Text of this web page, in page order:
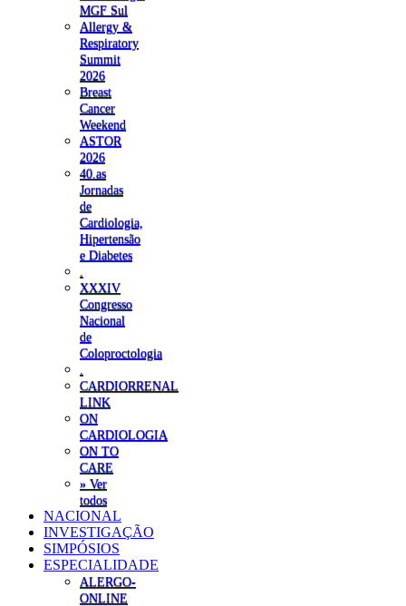
MGF Sul
Allergy &
Respiratory
Summit
2026
Breast
Cancer
Weekend
ASTOR
2026
40.as
Jornadas
de
Cardiologia,
Hipertensão
e Diabetes
XXXIV
Congresso
Nacional
de
Coloproctologia
CARDIORRENAL
LINK
ON
CARDIOLOGIA
ON TO
CARE
» Ver
todos
NACIONAL
INVESTIGAÇÃO
SIMPÓSIOS
ESPECIALIDADE
ALERGO-
ONLINE